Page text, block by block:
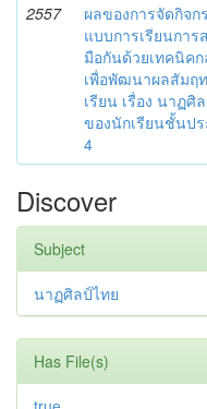
2557
ผลของการจัดกิจก
แบบการเรียนกา
มือกันด้วยเทคนิค
เพื่อพัฒนาผลสัมฤ
เรียน เรื่อง นาฏศิ
ของนักเรียนชั้นป
4
Discover
Subject
นาฏศิลป์ไทย
Has File(s)